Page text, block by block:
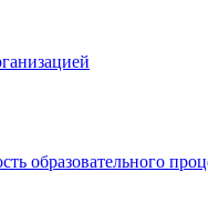
образовательного